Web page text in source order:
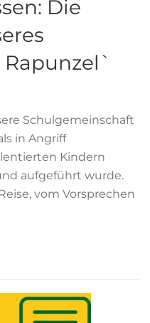
Die
Schulgemeinschaft
in Angriff
Kindern
aufgeführt wurde.
vom Vorsprechen